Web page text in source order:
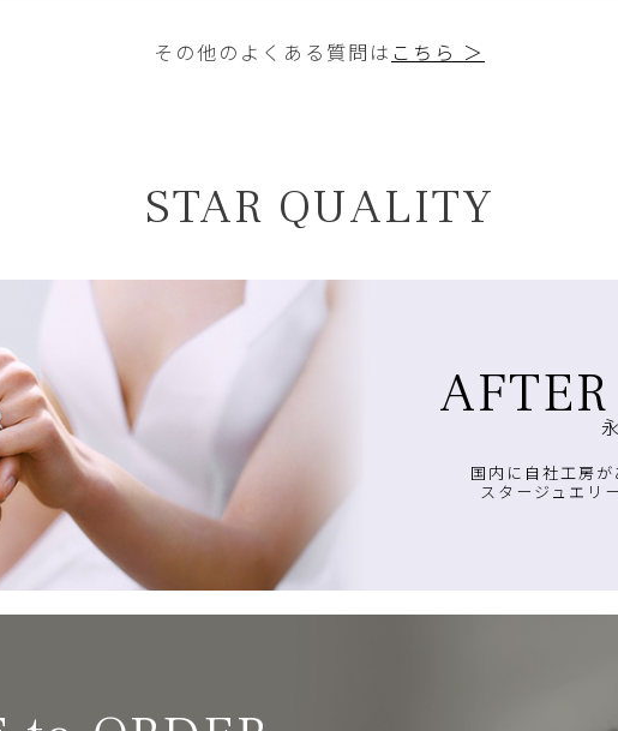
その他のよくある質問は こちら ＞
STAR QUALITY
国内に自社工房
スタージュエリ